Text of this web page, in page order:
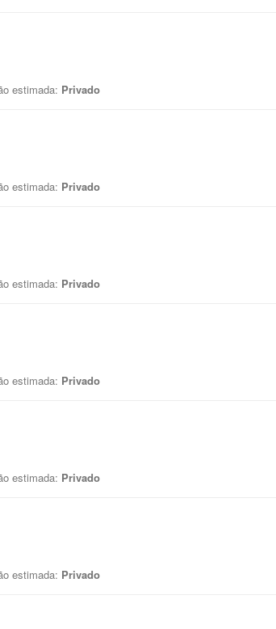
estimada: Privado
estimada: Privado
estimada: Privado
estimada: Privado
estimada: Privado
estimada: Privado